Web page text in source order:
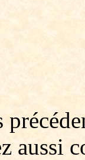
aussi